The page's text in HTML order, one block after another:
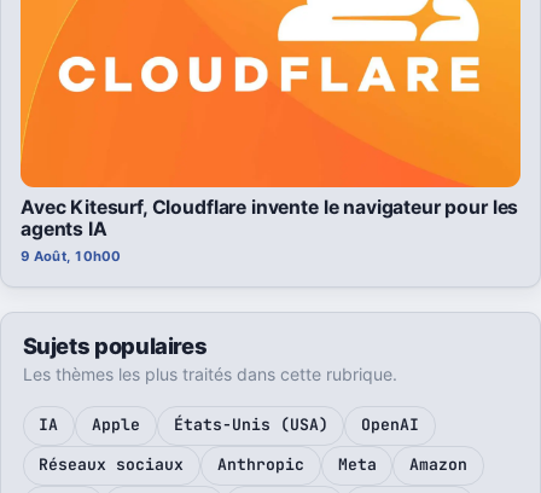
Avec Kitesurf, Cloudflare invente le navigateur pour les
agents IA
9 Août, 10h00
Sujets populaires
Les thèmes les plus traités dans cette rubrique.
IA Apple États-Unis (USA)
OpenAI
Réseaux sociaux
Anthropic Meta
Amazon